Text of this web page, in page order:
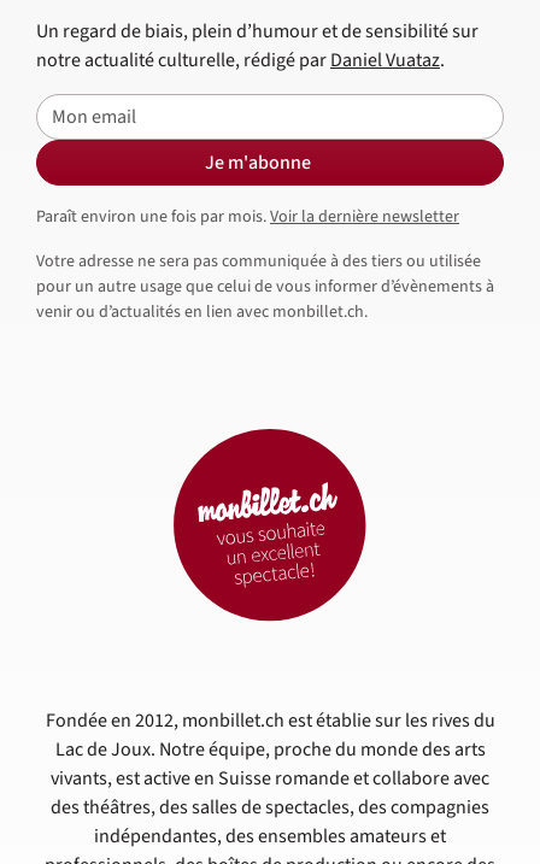
Fondée en 2012, monbillet.ch est établie sur les rives du
Lac de Joux. Notre équipe, proche du monde des arts
vivants, est active en Suisse romande et collabore avec
des théâtres, des salles de spectacles, des compagnies
indépendantes, des ensembles amateurs et
Un regard de biais, plein d’humour et de sensibilité sur
notre actualité culturelle, rédigé parDaniel Vuataz.
E-mail
Je m'abonne
Paraît environ une fois par mois.Voir la dernière newsletter
Votre adresse ne sera pas communiquée à des tiers ou utilisée
pour un autre usage que celui de vous informer d’évènements à
venir ou d’actualités en lien avec monbillet.ch.